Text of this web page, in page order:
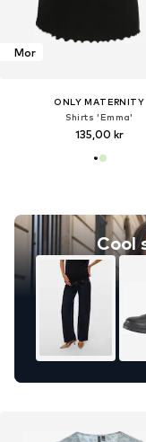
Mor
ONLY MATERNITY
Shirts 'Emma'
135,00 kr
Cool